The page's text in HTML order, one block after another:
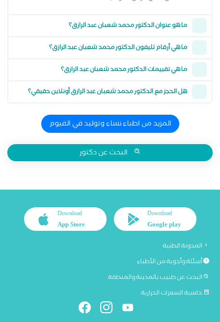
ما هو عنوان الدكتور محمد شعبان عبد الرازق؟
ما هي أرقام تليفون الدكتور محمد شعبان عبد الرازق؟
ما هي تقييمات الدكتور محمد شعبان عبد الرازق؟
هل الحجز مع الدكتور محمد شعبان عبد الرازق أونلاين حقيقي؟
المزيد من اطباء نساء وتوليد في الفيوم
البحث عن دكتور
Download
Google play
Download
App Store
المدونة الطبية
أسئلة وأجوبة من الأطباء
البحث عن طبيب بالمدينة والمنطقة
حاسبة السعرات الحرارية